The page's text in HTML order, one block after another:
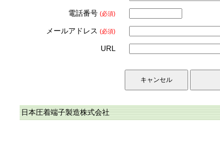
電話番号 (必須)
メールアドレス (必須)
URL
日本圧着端子製造株式会社